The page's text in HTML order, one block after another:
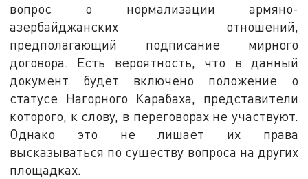
вопрос о нормализации армяно-
азербайджанских отношений,
предполагающий подписание мирного
договора. Есть вероятность, что в данный
документ будет включено положение о
статусе Нагорного Карабаха, представители
которого, к слову, в переговорах не участвуют.
Однако это не лишает их права
высказываться по существу вопроса на других
площадках.